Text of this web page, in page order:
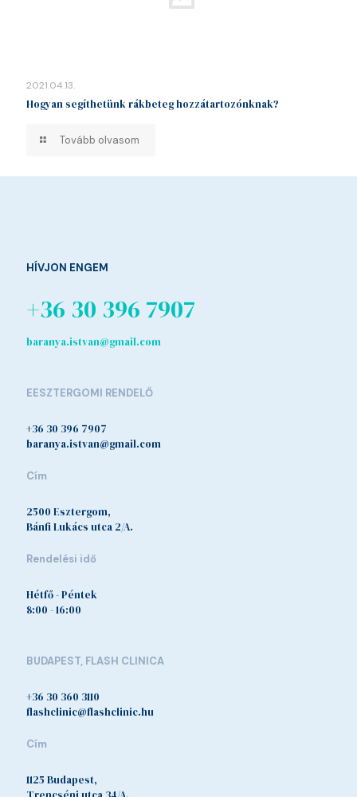
2021.04.13.
Hogyan segíthetünk rákbeteg hozzátartozónknak?
Tovább olvasom
HÍVJON ENGEM
+36 30 396 7907
baranya.istvan@gmail.com
EESZTERGOMI RENDELŐ
+36 30 396 7907
baranya.istvan@gmail.com
Cím
2500 Esztergom,
Bánfi Lukács utca 2/A.
Rendelési idő
Hétfő - Péntek
8:00 - 16:00
BUDAPEST, FLASH CLINICA
+36 30 360 3110
flashclinic@flashclinic.hu
Cím
1125 Budapest,